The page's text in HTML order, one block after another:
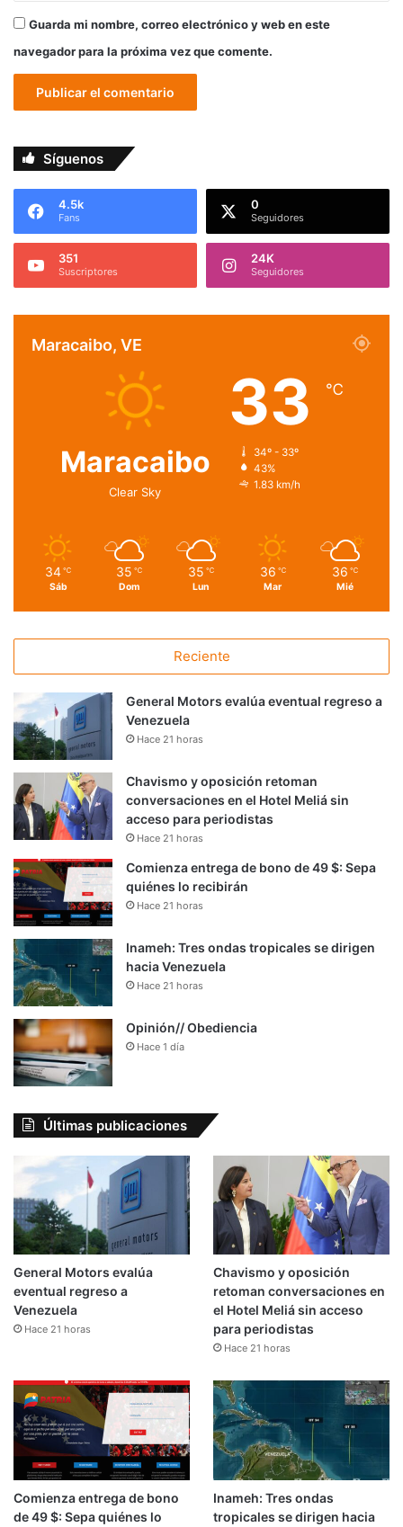
Guarda mi nombre, correo electrónico y web en este
navegador para la próxima vez que comente.
Síguenos
4.5k
Fans
0
Seguidores
351
Suscriptores
24K
Seguidores
Maracaibo, VE
Maracaibo
Clear Sky
33 ℃
34º - 33º
43%
1.83 km/h
34 ℃
Sáb
35 ℃
Dom
35 ℃
Lun
36 ℃
Mar
36 ℃
Mié
Reciente
General Motors evalúa eventual regreso a
Venezuela
Hace 21 horas
Chavismo y oposición retoman
conversaciones en el Hotel Meliá sin
acceso para periodistas
Hace 21 horas
Comienza entrega de bono de 49 $: Sepa
quiénes lo recibirán
Hace 21 horas
Inameh: Tres ondas tropicales se dirigen
hacia Venezuela
Hace 21 horas
Opinión// Obediencia
Hace 1 día
Últimas publicaciones
General Motors evalúa
eventual regreso a
Venezuela
Hace 21 horas
Chavismo y oposición
retoman conversaciones en
el Hotel Meliá sin acceso
para periodistas
Hace 21 horas
Comienza entrega de bono
de 49 $: Sepa quiénes lo
Inameh: Tres ondas
tropicales se dirigen hacia